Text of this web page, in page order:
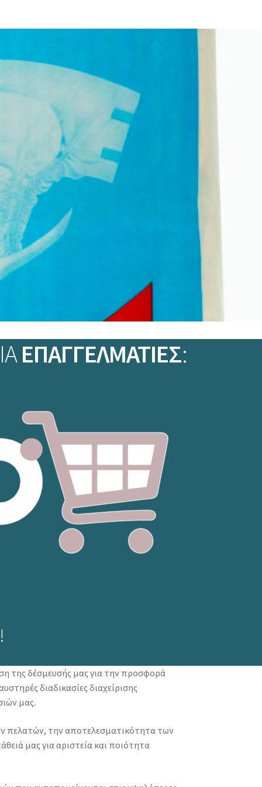
ΕΠΑΓΓΕΛΜΑΤΙΕΣ:
της δέσμευσής μας για την προσφορά
διαδικασίες διαχείρισης
μας.
πελατών, την αποτελεσματικότητα των
μας για αριστεία και ποιότητα